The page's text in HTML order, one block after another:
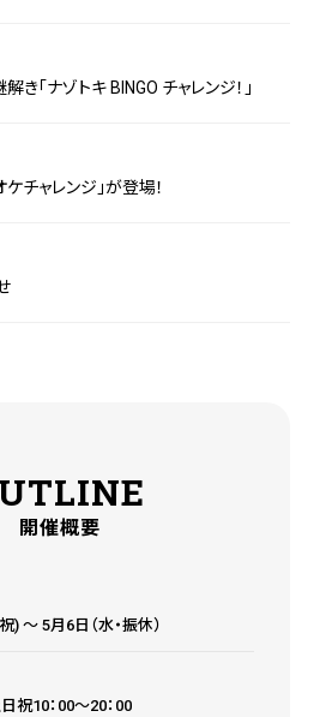
「ナゾトキ BINGO チャレンジ！」
チャレンジ」が登場！
開催概要
) 〜 5月6日（水・振休）
祝10：00〜20：00